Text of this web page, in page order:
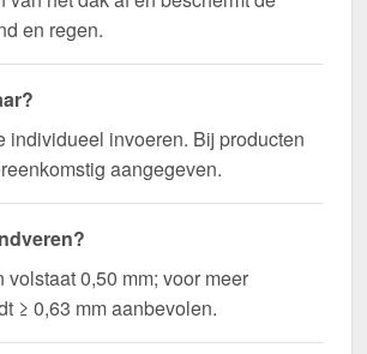
en regen.
individueel invoeren. Bij producten
aangegeven.
0,50 mm; voor meer
≥ 0,63 mm aanbevolen.